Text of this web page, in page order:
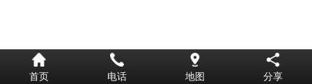
首页 电话 地图 分享